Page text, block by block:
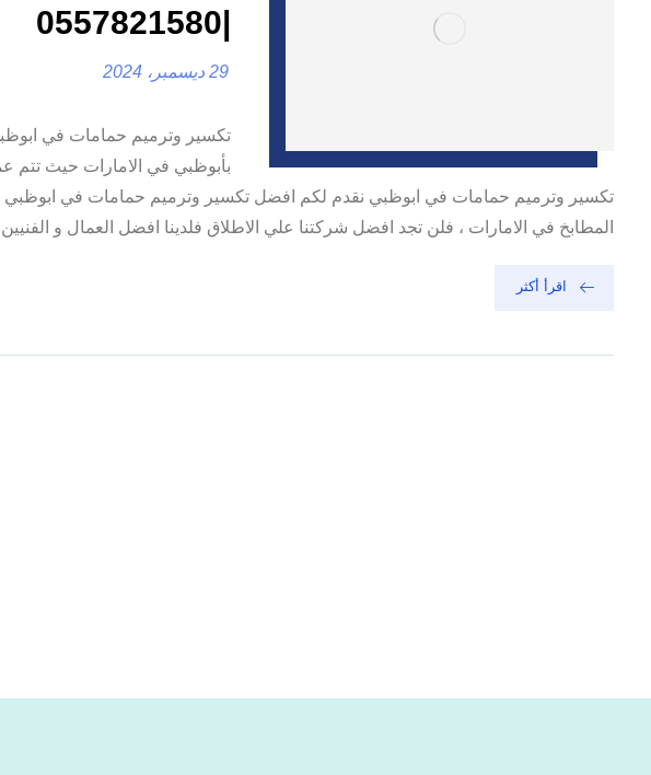
|0557821580
29 ديسمبر، 2024
بأبوظبي في الامارات حيث تتم
تكسير وترميم حمامات في ابوظبي نقدم لكم افضل تكسير وترميم حمامات في ابوظبي
المطابخ في الامارات ، فلن تجد افضل شركتنا علي الاطلاق فلدينا افضل العمال و
اقرأ أكثر